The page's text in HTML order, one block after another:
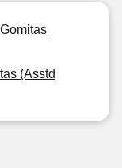
(Asstd